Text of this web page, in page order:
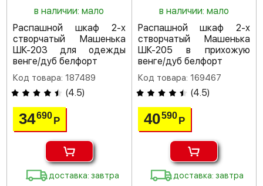
в наличии: мало
Распашной шкаф 2-х
створчатый Машенька
ШК-203 для одежды
венге/дуб белфорт
Код товара: 187489
(4.5)
34690Р
доставка: завтра
в наличии: мало
Распашной шкаф 2-х
створчатый Машенька
ШК-205 в прихожую
венге/дуб белфорт
Код товара: 169467
(4.5)
40590 Р
доставка: завтра